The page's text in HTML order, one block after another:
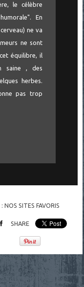
le célèbre
En
ne va
ne sont
équilibre, il
saine , des
herbes.
pas trop
NOS SITES FAVORIS
SHARE